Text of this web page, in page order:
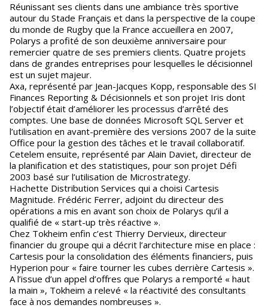
Réunissant ses clients dans une ambiance très sportive
autour du Stade Français et dans la perspective de la coupe
du monde de Rugby que la France accueillera en 2007,
Polarys a profité de son deuxième anniversaire pour
remercier quatre de ses premiers clients. Quatre projets
dans de grandes entreprises pour lesquelles le décisionnel
est un sujet majeur.
Axa, représenté par Jean-Jacques Kopp, responsable des SI
Finances Reporting & Décisionnels et son projet Iris dont
l’objectif était d’améliorer les processus d’arrêté des
comptes. Une base de données Microsoft SQL Server et
l’utilisation en avant-première des versions 2007 de la suite
Office pour la gestion des tâches et le travail collaboratif.
Cetelem ensuite, représenté par Alain Daviet, directeur de
la planification et des statistiques, pour son projet Défi
2003 basé sur l’utilisation de Microstrategy.
Hachette Distribution Services qui a choisi Cartesis
Magnitude. Frédéric Ferrer, adjoint du directeur des
opérations a mis en avant son choix de Polarys qu’il a
qualifié de « start-up très réactive ».
Chez Tokheim enfin c’est Thierry Dervieux, directeur
financier du groupe qui a décrit l’architecture mise en place :
Cartesis pour la consolidation des éléments financiers, puis
Hyperion pour « faire tourner les cubes derrière Cartesis ».
A l’issue d’un appel d’offres que Polarys a remporté « haut
la main », Tokheim a relevé « la réactivité des consultants
face à nos demandes nombreuses ».